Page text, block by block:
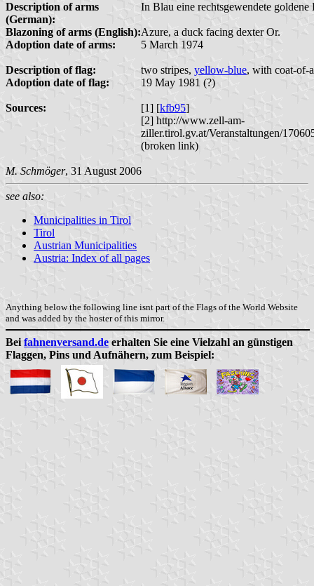
Description of arms
(German):
In Blau eine rechtsgewendete goldene
Blazoning of arms (English):Azure, a duck facing dexter Or.
Adoption date of arms:
5 March 1974
Description of flag: two stripes, yellow-blue, with coat-of-
Adoption date of flag:
19 May 1981 (?)
Sources: [1] [kfb95]
[2] http://www.zell-am-
ziller.tirol.gv.at/Veranstaltungen/
(broken link)
M. Schmöger, 31 August 2006
see also:
Municipalities in Tirol
Tirol
Austrian Municipalities
Austria: Index of all pages
Anything below the following line isnt part of the Flags of the World Website
and was added by the hoster of this mirror.
Bei fahnenversand.de erhalten Sie eine Vielzahl an günstigen
Flaggen, Pins und Aufnähern, zum Beispiel: